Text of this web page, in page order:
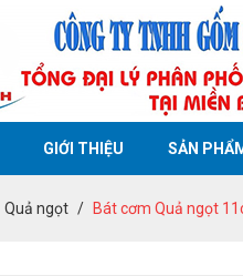
GIỚI THIỆU SẢN
Quả ngọt Bát cơm Quả ngọt